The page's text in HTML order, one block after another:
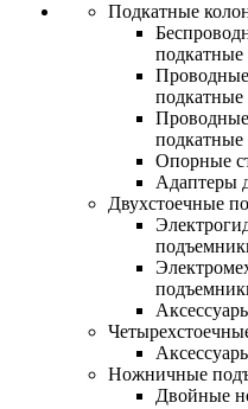
Подкатные
Проводные
Проводные
Опорные
Адаптеры
Двухстоечные
Ножничные
Двойные